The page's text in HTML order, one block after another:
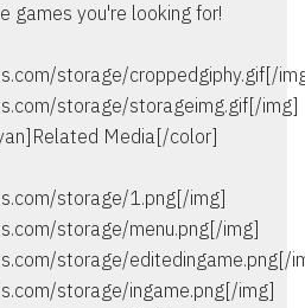
games you're looking for!
storage/croppedgiphy.gif[/
storage/storageimg.gif[/img]
Media[/color]
storage/1.png[/img]
storage/menu.png[/img]
storage/editedingame.png[/
storage/ingame.png[/img]